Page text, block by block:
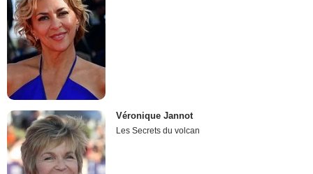
Véronique Jannot
Les Secrets du volcan